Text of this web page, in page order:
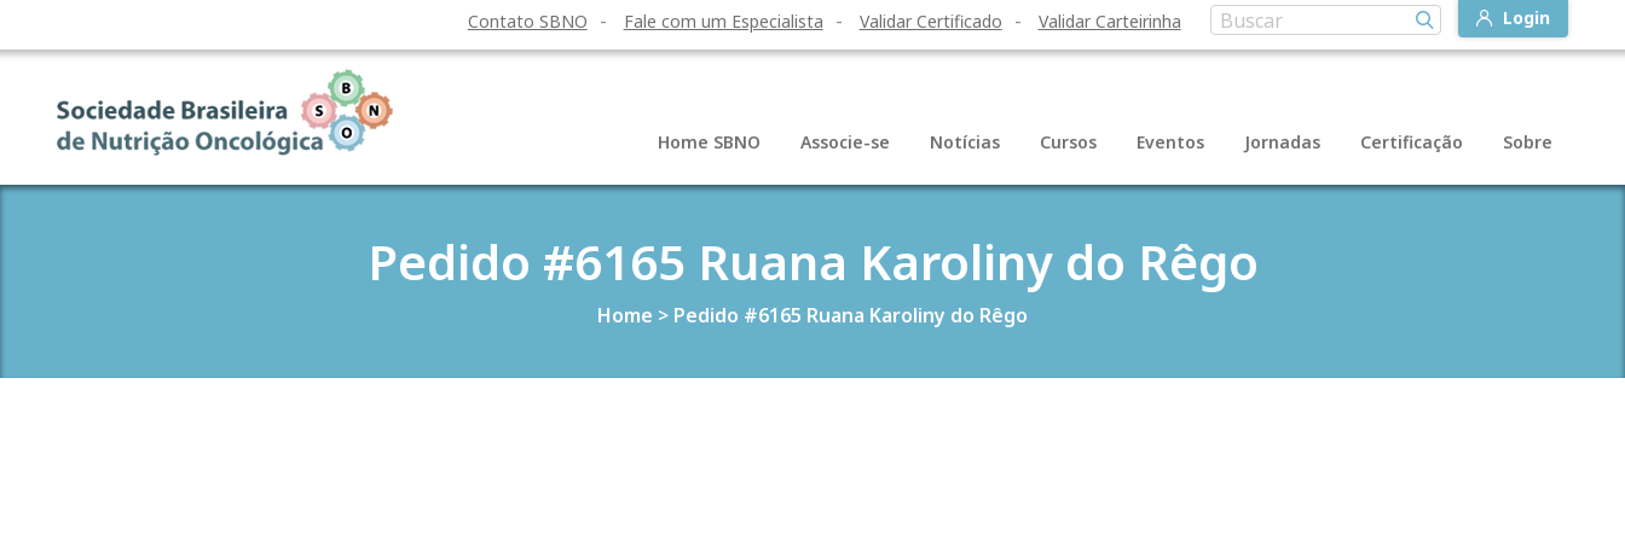
Contato SBNO Fale com um Especialista Validar Certificado Validar Carteirinha Login
Home SBNO Associe-se Notícias Cursos Eventos Jornadas Certificação Sobre
Pedido #6165 Ruana Karoliny do Rêgo
Home > Pedido #6165 Ruana Karoliny do Rêgo